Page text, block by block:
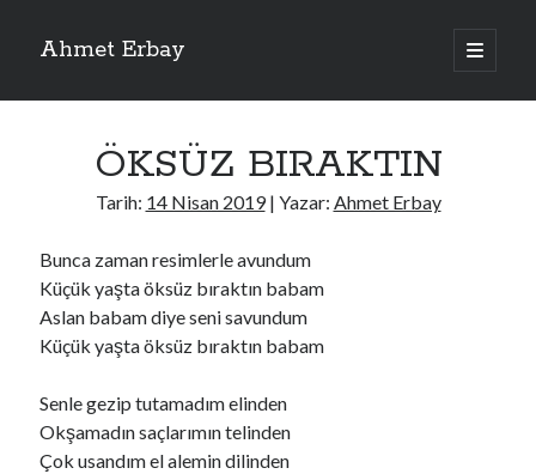
Ahmet Erbay
ana
menüyü
Yan
Menü
ELİF BENİ BIRAKMA
ÖLÜM GELSİN
DOĞRU YOLDAN ÇIKAMAM
Son Yorumlar
BAĞIŞLA ADINIiçindario72
BAĞIŞLA ADINIiçinold_betty6573
BAĞIŞLA ADINIiçin foodie22
ÖKSÜZ BIRAKTIN
Tarih: 14 Nisan 2019| Yazar: Ahmet Erbay
Bunca zaman resimlerle avundum
Küçük yaşta öksüz bıraktın babam
Aslan babam diye seni savundum
Küçük yaşta öksüz bıraktın babam
Senle gezip tutamadım elinden
Okşamadın saçlarımın telinden
Çok usandım el alemin dilinden